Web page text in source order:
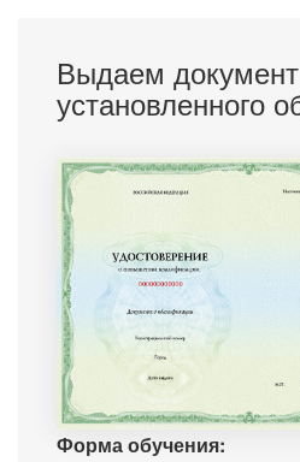
Выдаем документ
установленного
Форма обучения: